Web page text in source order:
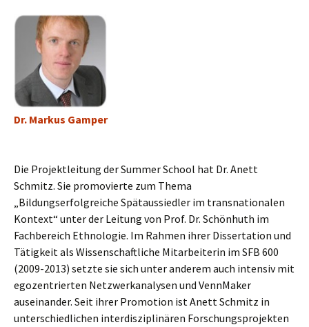
Dr. Markus Gamper
Die Projektleitung der Summer School hat Dr. Anett
Schmitz. Sie promovierte zum Thema
„Bildungserfolgreiche Spätaussiedler im transnationalen
Kontext“ unter der Leitung von Prof. Dr. Schönhuth im
Fachbereich Ethnologie. Im Rahmen ihrer Dissertation und
Tätigkeit als Wissenschaftliche Mitarbeiterin im SFB 600
(2009-2013) setzte sie sich unter anderem auch intensiv mit
egozentrierten Netzwerkanalysen und VennMaker
auseinander. Seit ihrer Promotion ist Anett Schmitz in
unterschiedlichen interdisziplinären Forschungsprojekten